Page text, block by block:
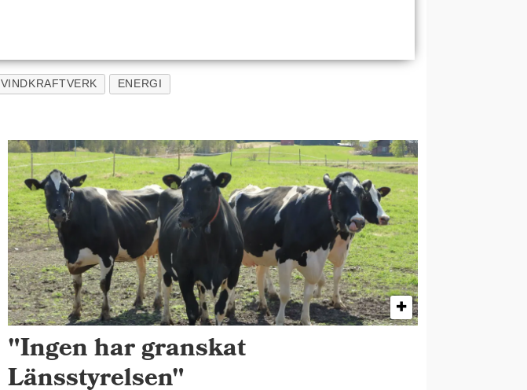
VINDKRAFTVERK ENERGI
"Ingen har granskat
Länsstyrelsen"